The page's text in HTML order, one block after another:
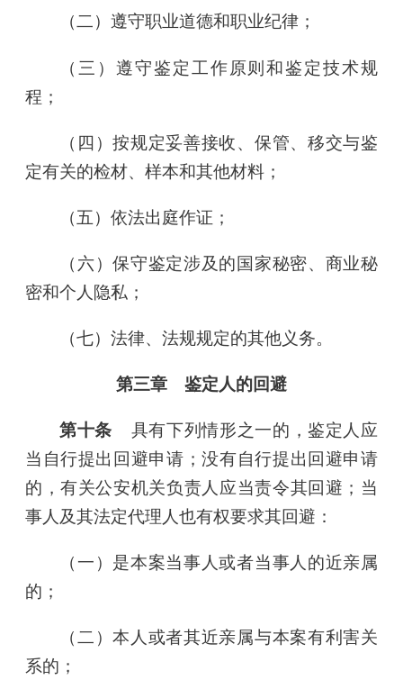
（二）遵守职业道德和职业纪律；
（三）遵守鉴定工作原则和鉴定技术规
程；
（四）按规定妥善接收、保管、移交与鉴
定有关的检材、样本和其他材料；
（五）依法出庭作证；
（六）保守鉴定涉及的国家秘密、商业秘
密和个人隐私；
（七）法律、法规规定的其他义务。
第三章 鉴定人的回避
第十条 具有下列情形之一的，鉴定人应
当自行提出回避申请；没有自行提出回避申请
的，有关公安机关负责人应当责令其回避；当
事人及其法定代理人也有权要求其回避：
（一）是本案当事人或者当事人的近亲属
的；
（二）本人或者其近亲属与本案有利害关
系的；